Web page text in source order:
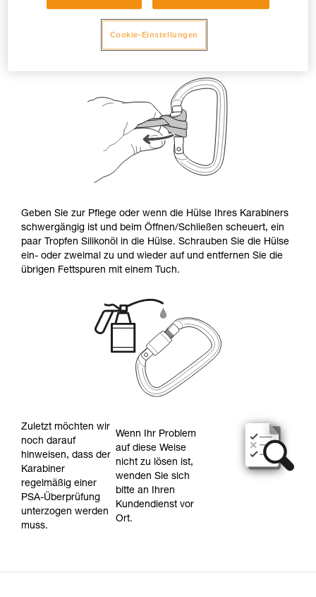
Geben Sie zur Pflege oder wenn die Hülse Ihres Karabiners
schwergängig ist und beim Öffnen/Schließen scheuert, ein
paar Tropfen Silikonöl in die Hülse. Schrauben Sie die Hülse
ein- oder zweimal zu und wieder auf und entfernen Sie die
übrigen Fettspuren mit einem Tuch.
Zuletzt möchten wir
noch darauf
hinweisen, dass der
Karabiner
regelmäßig einer
PSA-Überprüfung
unterzogen werden
muss.
Wenn Ihr Problem
auf diese Weise
nicht zu lösen ist,
wenden Sie sich
bitte an Ihren
Kundendienst vor
Ort.
Cookie-Einstellungen